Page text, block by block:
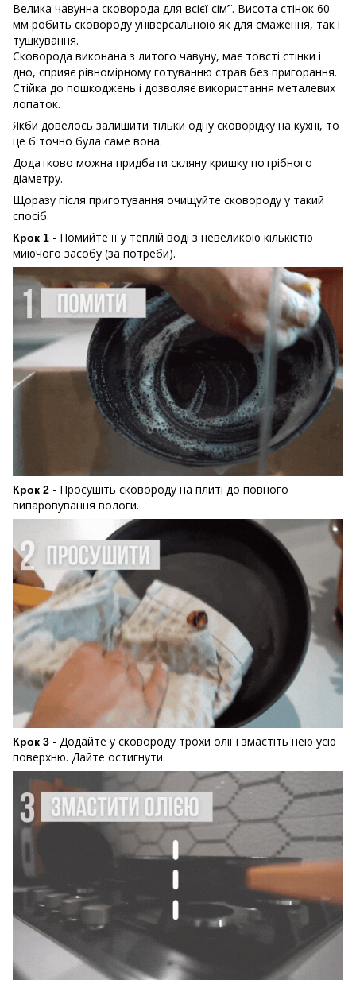
Велика чавунна сковорода для всієї сім’ї. Висота стінок 60
мм робить сковороду універсальною як для смаження, так і
тушкування.
Сковорода виконана з литого чавуну, має товсті стінки і
дно, сприяє рівномірному готуванню страв без пригорання.
Стійка до пошкоджень і дозволяє використання металевих
лопаток.
Якби довелось залишити тільки одну сковорідку на кухні, то
це б точно була саме вона.
Додатково можна придбати скляну кришку потрібного
діаметру.
Щоразу після приготування очищуйте сковороду у такий
спосіб.
Крок 1 - Помийте її у теплій воді з невеликою кількістю
миючого засобу (за потреби).
Крок 2 - Просушіть сковороду на плиті до повного
випаровування вологи.
Крок 3 - Додайте у сковороду трохи олії і змастіть нею усю
поверхню. Дайте остигнути.